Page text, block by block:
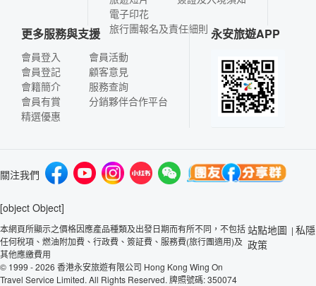
電子印花
旅行團報名及責任細則
更多服務與支援
會員登入
會員登記
會籍簡介
會員有賞
精選優惠
會員活動
顧客意見
服務查詢
分銷夥伴合作平台
永安旅遊APP
關注我們
[object Object]
本網頁所顯示之價格因應產品種類及出發日期而有所不同，不包括
任何稅項、燃油附加費、行政費、簽証費、服務費(旅行團適用)及
其他應繳費用
© 1999 - 2026 香港永安旅遊有限公司 Hong Kong Wing On
Travel Service Limited. All Rights Reserved. 牌照號碼: 350074
站點地圖 | 私隱
政策